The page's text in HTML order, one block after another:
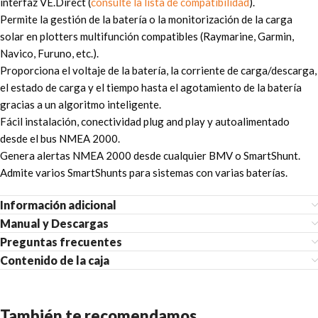
Permite la gestión de la batería o la monitorización de la carga
solar en plotters multifunción compatibles (Raymarine, Garmin,
Navico, Furuno, etc.).
Proporciona el voltaje de la batería, la corriente de carga/descarga,
el estado de carga y el tiempo hasta el agotamiento de la batería
gracias a un algoritmo inteligente.
Fácil instalación, conectividad plug and play y autoalimentado
desde el bus NMEA 2000.
Genera alertas NMEA 2000 desde cualquier BMV o SmartShunt.
Admite varios SmartShunts para sistemas con varias baterías.
Información adicional
Manual y Descargas
Preguntas frecuentes
Contenido de la caja